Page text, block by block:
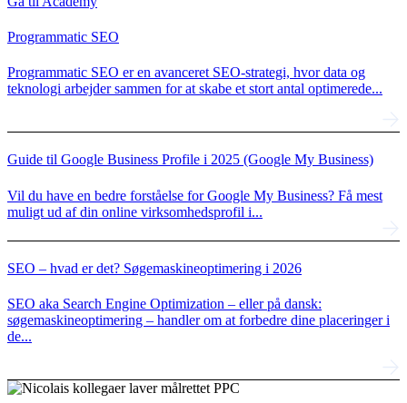
Programmatic SEO
Programmatic SEO er en avanceret SEO-strategi, hvor data og
teknologi arbejder sammen for at skabe et stort antal optimerede...
Guide til Google Business Profile i 2025 (Google My Business)
Vil du have en bedre forståelse for Google My Business? Få mest
muligt ud af din online virksomhedsprofil i...
SEO – hvad er det? Søgemaskineoptimering i 2026
SEO aka Search Engine Optimization – eller på dansk:
søgemaskineoptimering – handler om at forbedre dine placeringer i
de...